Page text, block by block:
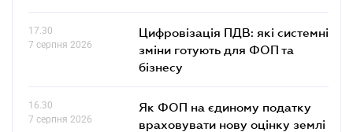
17.30
7 серпня 2026
Цифровізація ПДВ: які системні
зміни готують для ФОП та
бізнесу
16.30
7 серпня 2026
Як ФОП на єдиному податку
враховувати нову оцінку землі